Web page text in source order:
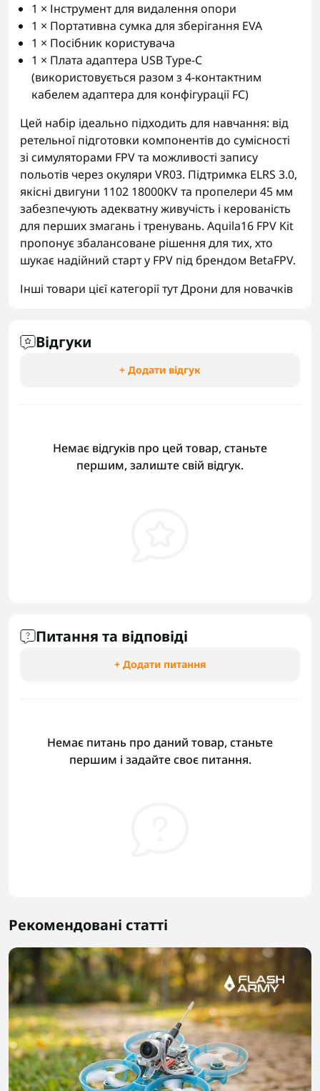
1 × Інструмент для видалення опори
1 × Портативна сумка для зберігання EVA
1 × Посібник користувача
1 × Плата адаптера USB Type-C
(використовується разом з 4-контактним
кабелем адаптера для конфігурації FC)
Цей набір ідеально підходить для навчання: від
ретельної підготовки компонентів до сумісності
зі симуляторами FPV та можливості запису
польотів через окуляри VR03. Підтримка ELRS 3.0,
якісні двигуни 1102 18000KV та пропелери 45 мм
забезпечують адекватну живучість і керованість
для перших змагань і тренувань. Aquila16 FPV Kit
пропонує збалансоване рішення для тих, хто
шукає надійний старт у FPV під брендом BetaFPV.
Інші товари цієї категорії тутДрони для новачків
Відгуки
+ Додати відгук
Немає відгуків про цей товар, станьте
першим, залиште свій відгук.
Питання та відповіді
+ Додати питання
Немає питань про даний товар, станьте
першим і задайте своє питання.
Рекомендовані статті